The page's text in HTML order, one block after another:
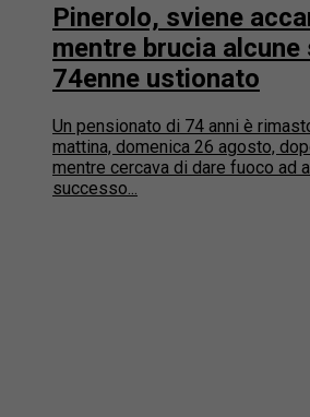
Pinerolo, sviene
mentre brucia alcune
74enne ustionato
Un pensionato di 74 anni è
mattina, domenica 26 agosto,
mentre cercava di dare fuoco ad
successo...